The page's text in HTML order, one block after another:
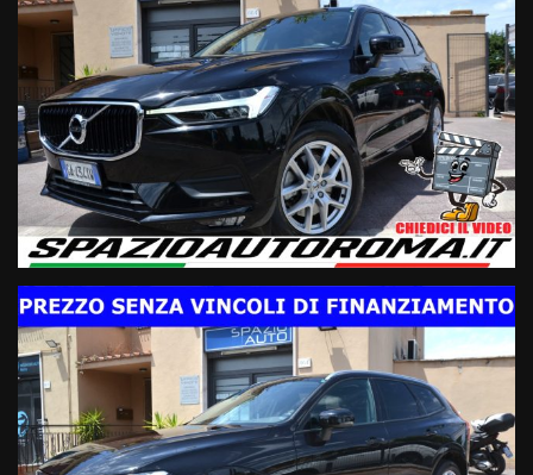
effettuati, quindi CHILOMETRAGGIO CERTO E CERTIFICATO
Il prezzo di acquisto NON E’ VINCOLATO all’apertura di un
finanziamento o assicurazioni varie.
TUTTE LE NOSTRE VETTURE SONO A DISPOSIZIONE PER
EFFETTUARE QUALSIASI CONTROLLO E STATO D'USO IN CASA
MADRE
Modello & Allestimento:
- XC 60 Business
- Anno 5/2020
- Km 70000
- Ufficiale Volvo Italia (No Import)
- Vettura unico proprietario iva deducibile regolarmente
tagliandata
Motorizzazione & Trasmissione:
- 2.0 hybrid-diesel 197cv EURO6D Temp
- OK NEOPATENTATI
- Trazione integrale